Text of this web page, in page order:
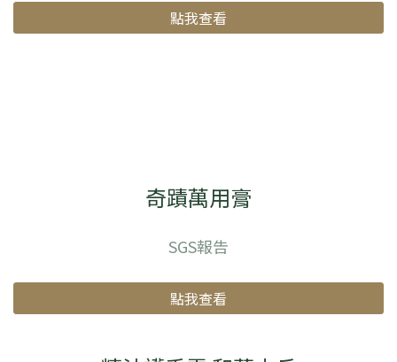
點我查看
奇蹟萬用膏
SGS報告
點我查看